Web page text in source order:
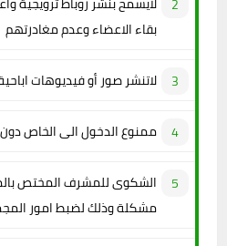
بقاء الاعضاء وعدم مغادرتهم
لاتنشر صور أو فيديوهات
ممنوع الدخول الى الخاص
الشكوى للمشرف المختص
مشكلة وذلك لضبط امور